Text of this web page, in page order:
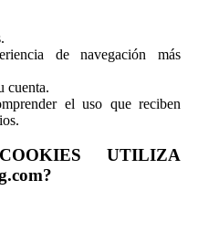
de navegación más
cuenta.
el uso que reciben
UTILIZA